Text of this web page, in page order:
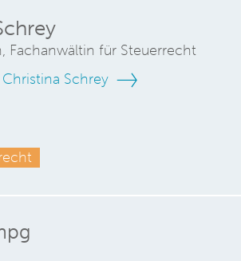
Fachanwältin für Steuerrecht
Schrey